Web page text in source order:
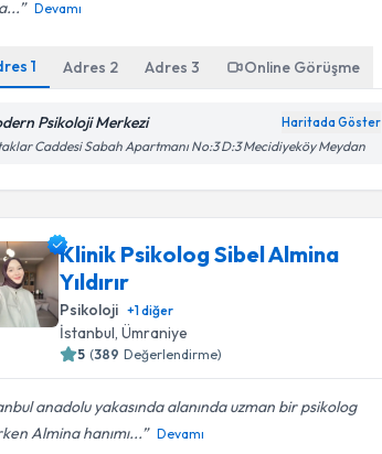
Devamı
1 Adres 2 Adres3 Online Görüşme
Psikoloji Merkezi Haritada Göster
Caddesi Sabah Apartmanı No:3 D:3 Mecidiyeköy Meydan
Klinik Psikolog Sibel Almina
Yıldırır
Psikoloji +1diğer
İstanbul, Ümraniye
5 (389 Değerlendirme)
anadolu yakasında alanında uzman bir psikolog
Almina hanımı...
Devamı